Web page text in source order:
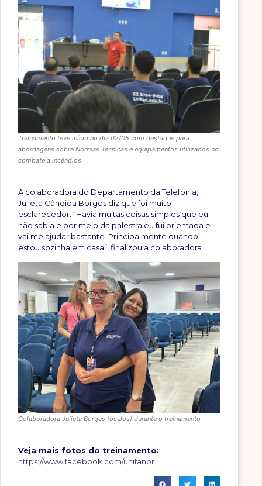
Treinamento teve início no dia 02/05 com destaque para
abordagens sobre Normas Técnicas e equipamentos utilizados no
combate a incêndios
A colaboradora do Departamento da Telefonia,
Julieta Cândida Borges diz que foi muito
esclarecedor. “Havia muitas coisas simples que eu
não sabia e por meio da palestra eu fui orientada e
vai me ajudar bastante. Principalmente quando
estou sozinha em casa”, finalizou a colaboradora.
Colaboradora Julieta Borges (óculos) durante o treinamento
Veja mais fotos do treinamento:
https://www.facebook.com/unifanbr